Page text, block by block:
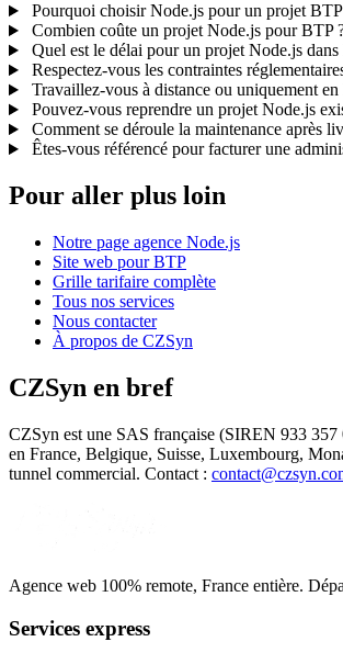
Pourquoi choisir Node.js pour un projet
Combien coûte un projet Node.js pour BTP
Quel est le délai pour un projet Node.js dans
Respectez-vous les contraintes
Travaillez-vous à distance ou uniquement en
Pouvez-vous reprendre un projet Node.js
Comment se déroule la maintenance après
Êtes-vous référencé pour facturer une
Pour aller plus loin
Notre page agence Node.js
Site web pour BTP
Grille tarifaire complète
Tous nos services
Nous contacter
À propos de CZSyn
CZSyn en bref
CZSyn est une SAS française (SIREN 933 357
en France, Belgique, Suisse, Luxembourg,
tunnel commercial. Contact :
Agence web 100% remote, France entière.
Services express